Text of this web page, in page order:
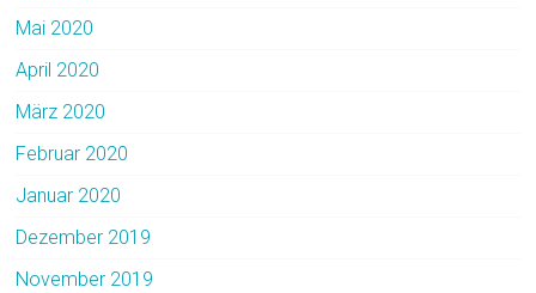
Mai 2020
April 2020
März 2020
Februar 2020
Januar 2020
Dezember 2019
November 2019